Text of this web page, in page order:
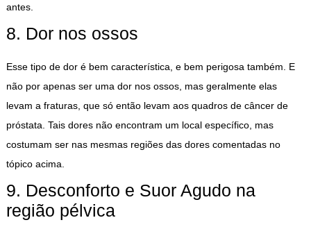
antes.
8. Dor nos ossos
Esse tipo de dor é bem característica, e bem perigosa também. E
não por apenas ser uma dor nos ossos, mas geralmente elas
levam a fraturas, que só então levam aos quadros de câncer de
próstata. Tais dores não encontram um local específico, mas
costumam ser nas mesmas regiões das dores comentadas no
tópico acima.
9. Desconforto e Suor Agudo na
região pélvica